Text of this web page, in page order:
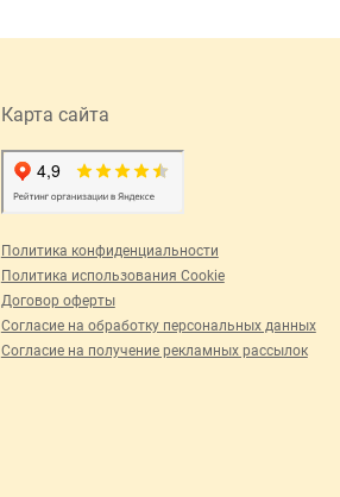
Карта сайта
Политика конфиденциальности
Политика использования Cookie
Договор оферты
Согласие на обработку персональных данных
Согласие на получение рекламных рассылок